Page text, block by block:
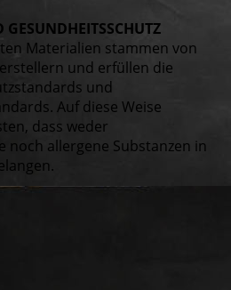
Materialien stammen von
und erfüllen die
und
Auf diese Weise
dass weder
noch allergene Substanzen in